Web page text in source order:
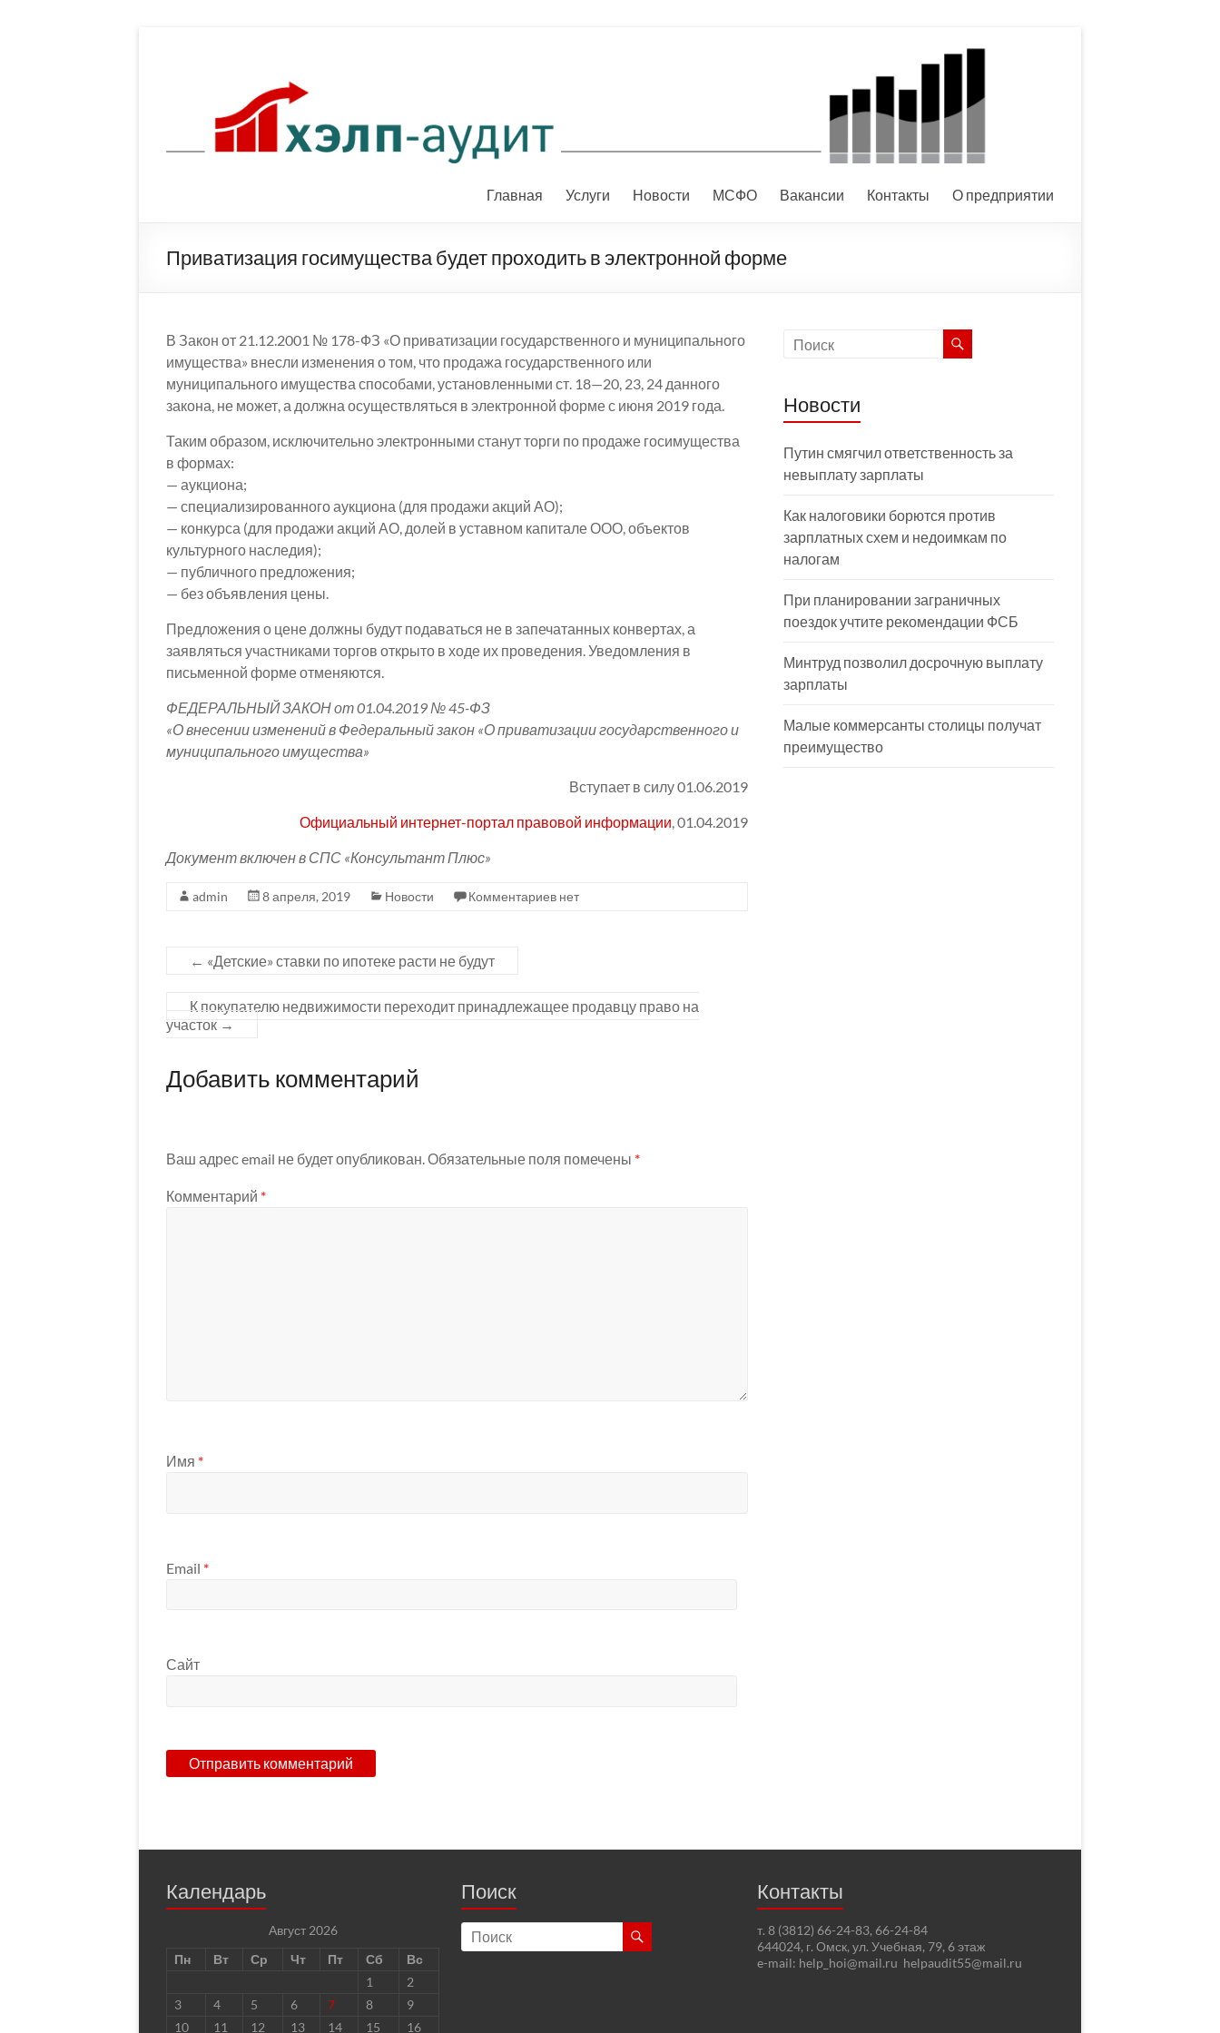
Главная Услуги Новости МСФО Вакансии Контакты О предприятии
Приватизация госимущества будет проходить в электронной форме
В Закон от 21.12.2001 № 178-ФЗ «О приватизации государственного и муниципального
имущества» внесли изменения о том, что продажа государственного или
муниципального имущества способами, установленными ст. 18—20, 23, 24 данного
закона, не может, а должна осуществляться в электронной форме с июня 2019 года.
Таким образом, исключительно электронными станут торги по продаже госимущества
в формах:
— аукциона;
— специализированного аукциона (для продажи акций АО);
— конкурса (для продажи акций АО, долей в уставном капитале ООО, объектов
культурного наследия);
— публичного предложения;
— без объявления цены.
Предложения о цене должны будут подаваться не в запечатанных конвертах, а
заявляться участниками торгов открыто в ходе их проведения. Уведомления в
письменной форме отменяются.
ФЕДЕРАЛЬНЫЙ ЗАКОН от 01.04.2019 № 45-ФЗ
«О внесении изменений в Федеральный закон «О приватизации государственного и
муниципального имущества»
Вступает в силу 01.06.2019
Официальный интернет-портал правовой информации, 01.04.2019
Документ включен в СПС «Консультант Плюс»
admin 8 апреля, 2019 Новости Комментариев нет
← «Детские» ставки по ипотеке расти не будут
К покупателю недвижимости переходит принадлежащее продавцу право на
участок →
Добавить комментарий
Ваш адрес email не будет опубликован. Обязательные поля помечены *
Комментарий *
Имя *
Email *
Сайт
Новости
Путин смягчил ответственность за
невыплату зарплаты
Как налоговики борются против
зарплатных схем и недоимкам по
налогам
При планировании заграничных
поездок учтите рекомендации ФСБ
Минтруд позволил досрочную выплату
зарплаты
Малые коммерсанты столицы получат
преимущество
Календарь
Август 2026
Пн
Вт Ср Чт Пт Сб
Вс
1
2
3
4 5 6 7 8
9
10
11 12 13 14 15 16
Поиск Контакты
т. 8 (3812) 66-24-83, 66-24-84
644024, г. Омск, ул. Учебная, 79, 6 этаж
e-mail: help_hoi@mail.ru helpaudit55@mail.ru